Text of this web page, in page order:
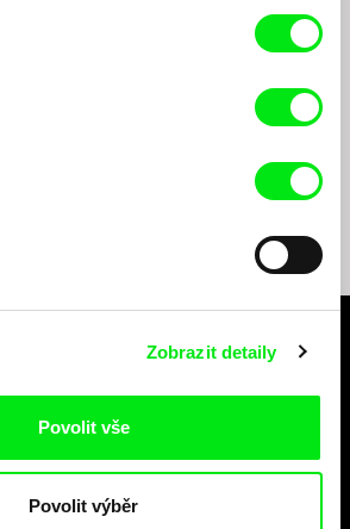
Zobrazit detaily
Povolit vše
Povolit výběr
a souvisejícím zpracováním osobních údajů pro účely
Distribution s.r.o. a potvrzuji, že jsem si přečetl(a)
, textu rozumím a souhlasím s ním, přičemž
Zpět na dafilms.cz
Na začátek stránky